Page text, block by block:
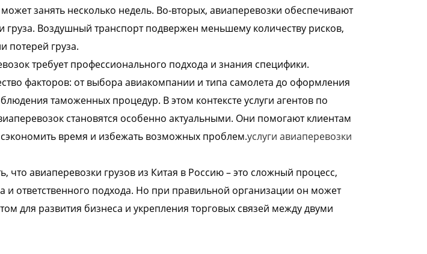
занять несколько недель. Во-вторых, авиаперевозки обеспечивают
груза. Воздушный транспорт подвержен меньшему количеству рисков,
потерей груза.
требует профессионального подхода и знания специфики.
факторов: от выбора авиакомпании и типа самолета до оформления
таможенных процедур. В этом контексте услуги агентов по
становятся особенно актуальными. Они помогают клиентам
время и избежать возможных проблем.услуги авиаперевозки
что авиаперевозки грузов из Китая в Россию – это сложный процесс,
ответственного подхода. Но при правильной организации он может
для развития бизнеса и укрепления торговых связей между двуми